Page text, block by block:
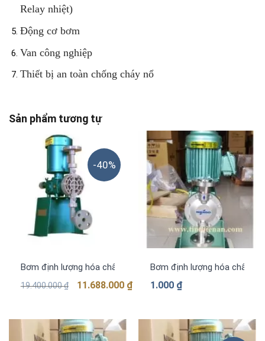
Relay nhiệt)
Động cơ bơm
Van công nghiệp
Thiết bị an toàn chống cháy nổ
Sản phẩm tương tự
-40%
Bơm định lượng hóa chất AHA22-PCF-FN hãng NIKKISO
19.400.000₫
Giá
gốc
11.688.000 ₫
Giá
hiện
Bơm định lượng hóa chất
1.000 ₫